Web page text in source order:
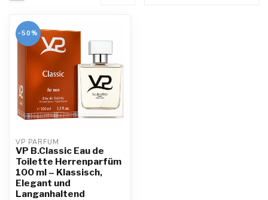
-50%
VP PARFUM
VP B.Classic Eau de
Toilette Herrenparfüm
100 ml – Klassisch,
Elegant und
Langanhaltend